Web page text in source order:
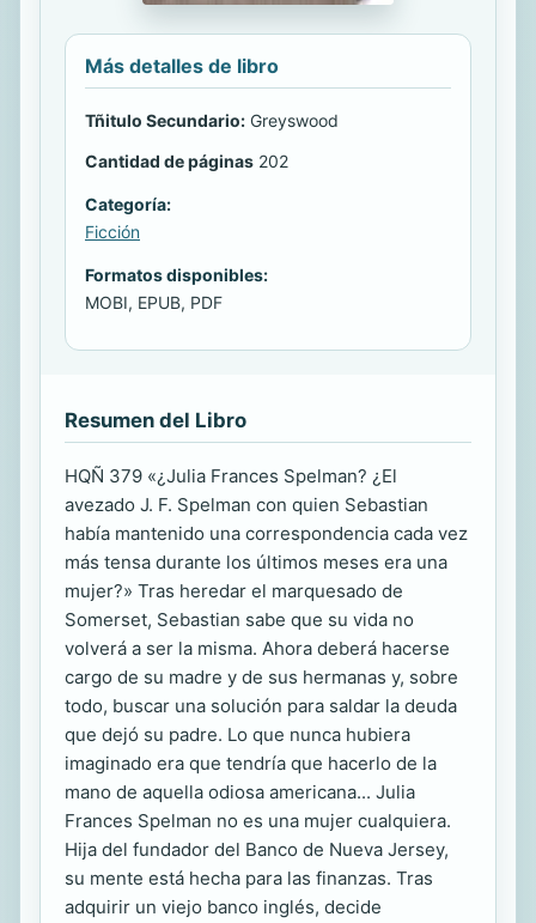
Más detalles de libro
Tñitulo Secundario: Greyswood
Cantidad de páginas 202
Categoría:
Ficción
Formatos disponibles:
MOBI, EPUB, PDF
Resumen del Libro
HQÑ 379 «¿Julia Frances Spelman? ¿El
avezado J. F. Spelman con quien Sebastian
había mantenido una correspondencia cada vez
más tensa durante los últimos meses era una
mujer?» Tras heredar el marquesado de
Somerset, Sebastian sabe que su vida no
volverá a ser la misma. Ahora deberá hacerse
cargo de su madre y de sus hermanas y, sobre
todo, buscar una solución para saldar la deuda
que dejó su padre. Lo que nunca hubiera
imaginado era que tendría que hacerlo de la
mano de aquella odiosa americana... Julia
Frances Spelman no es una mujer cualquiera.
Hija del fundador del Banco de Nueva Jersey,
su mente está hecha para las finanzas. Tras
adquirir un viejo banco inglés, decide